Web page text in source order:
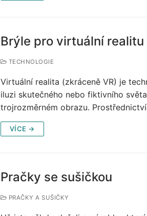
Brýle pro virtuální realitu
TECHNOLOGIE
Virtuální realita (zkráceně VR) je
iluzi skutečného nebo fiktivního
trojrozměrném obrazu.
VÍCE →
Pračky se sušičkou
PRAČKY A SUŠIČKY